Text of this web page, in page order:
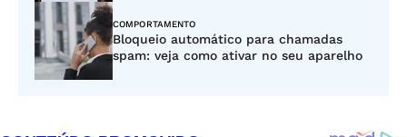
COMPORTAMENTO
Bloqueio automático para chamadas
spam: veja como ativar no seu aparelho